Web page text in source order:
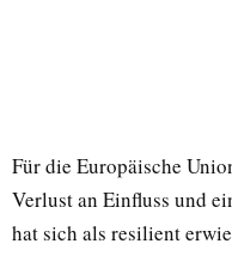
Für die Europäische
Verlust an Einfluss und
hat sich als resilient